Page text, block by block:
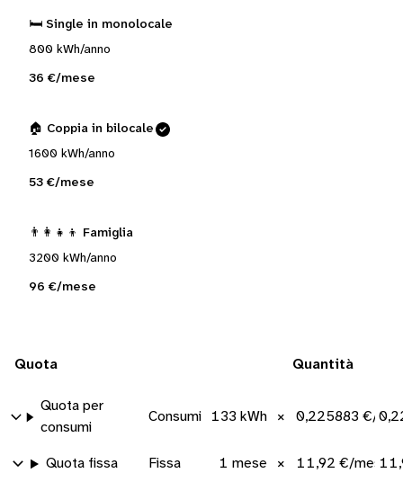
🛏️ Single in monolocale
800 kWh/anno
36 €/mese
🏠 Coppia in bilocale
1600 kWh/anno
53 €/mese
👨‍👩‍👧‍👦 Famiglia
3200 kWh/anno
96 €/mese
Quota Quantità
Quota per
consumi
Consumi 133 kWh × 0,225883 €/
Quota fissa Fissa 1 mese × 11,92 €/mese